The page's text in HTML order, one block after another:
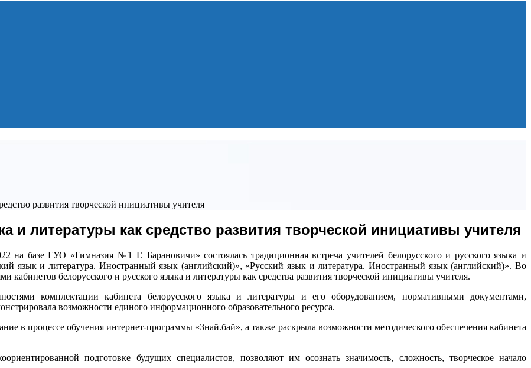
развития творческой инициативы учителя
и литературы как средство развития творческой инициативы учителя
на базе ГУО «Гимназия №1 Г. Барановичи» состоялась традиционная встреча учителей белорусского и русского языка и
язык и литература. Иностранный язык (английский)», «Русский язык и литература. Иностранный язык (английский)». Во
кабинетов белорусского и русского языка и литературы как средства развития творческой инициативы учителя.
комплектации кабинета белорусского языка и литературы и его оборудованием, нормативными документами,
возможности единого информационного образовательного ресурса.
в процессе обучения интернет-программы «Знай.бай», а также раскрыла возможности методического обеспечения кабинета
подготовке будущих специалистов, позволяют им осознать значимость, сложность, творческое начало